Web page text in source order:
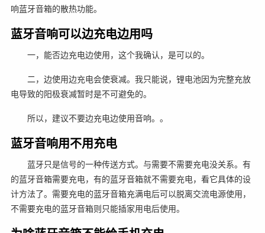
响蓝牙音箱的散热功能。
蓝牙音响可以边充电边用吗
一，能否边充电边使用，这个我确认，是可以的。
二，边使用边充电会使衰减。我只能说，锂电池因为完整充放
电导致的阳极衰减暂时是不可避免的。
所以，建议不要边充电边使用音响。。
蓝牙音响用不用充电
蓝牙只是信号的一种传送方式。与需要不需要充电没关系。有
的蓝牙音箱需要充电，有的蓝牙音箱就不需要充电，看它具体的设
计方法了。需要充电的蓝牙音箱充满电后可以脱离交流电源使用，
不需要充电的蓝牙音箱则只能插家用电后使用。